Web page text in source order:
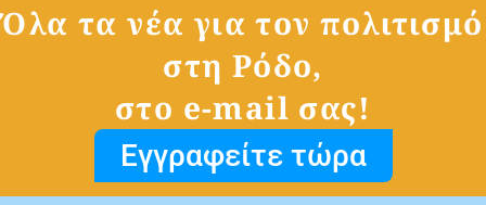
Όλα τα νέα για τον πολιτισμό
στη Ρόδο,
στο e-mail σας!
Εγγραφείτε τώρα